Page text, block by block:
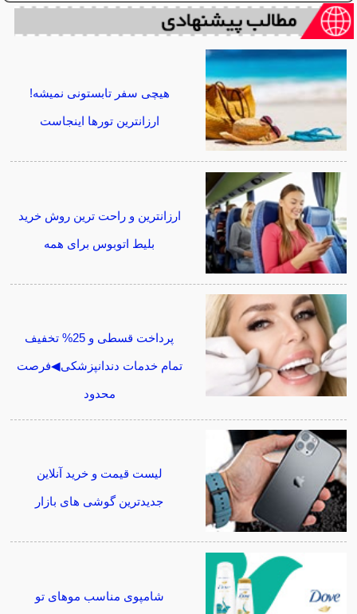
هیچی سفر تابستونی نمیشه!
ارزانترین تورها اینجاست
ارزانترین و راحت ترین روش خرید
بلیط اتوبوس برای همه
پرداخت قسطی و 25% تخفیف
تمام خدمات دندانپزشکی◀فرصت
محدود
لیست قیمت و خرید آنلاین
جدیدترین گوشی های بازار
شامپوی مناسب موهای تو